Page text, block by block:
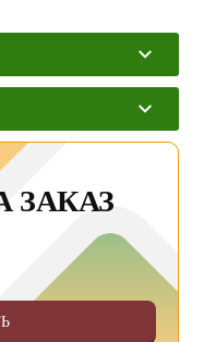
ЗАКАЗ